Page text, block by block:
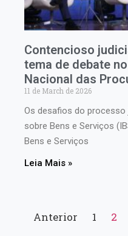
Contencioso
tema de debate
Nacional das
11 de March de 2026
Os desafios do
sobre Bens e Serviços
Bens e Serviços
Leia Mais »
Anterior 1 2